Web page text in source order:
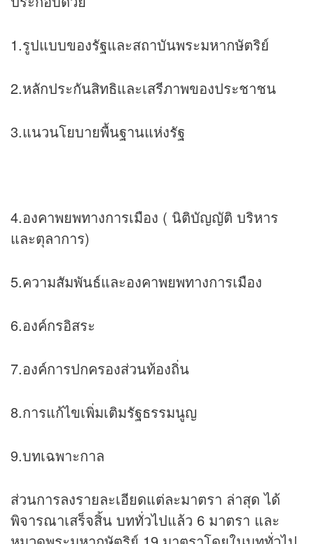
1.รูปแบบของรัฐและสถาบันพระมหากษัตริย์
2.หลักประกันสิทธิและเสรีภาพของประชาชน
3.แนวนโยบายพื้นฐานแห่งรัฐ
4.องคาพยพทางการเมือง ( นิติบัญญัติ บริหาร
และตุลาการ)
5.ความสัมพันธ์และองคาพยพทางการเมือง
6.องค์กรอิสระ
7.องค์การปกครองส่วนท้องถิ่น
8.การแก้ไขเพิ่มเติมรัฐธรรมนูญ
9.บทเฉพาะกาล
ส่วนการลงรายละเอียดแต่ละมาตรา ล่าสุด ได้
พิจารณาเสร็จสิ้น บททั่วไปแล้ว 6 มาตรา และ